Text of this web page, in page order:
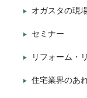
オガスタの現
セミナー
リフォーム・
住宅業界のあ